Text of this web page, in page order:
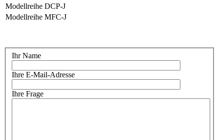
Modellreihe DCP-J
Modellreihe MFC-J
Ihr Name
Ihre E-Mail-Adresse
Ihre Frage